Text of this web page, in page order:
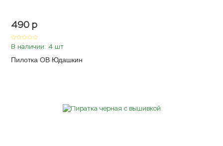
490 p
В наличии: 4 шт
Пилотка ОВ Юдашкин